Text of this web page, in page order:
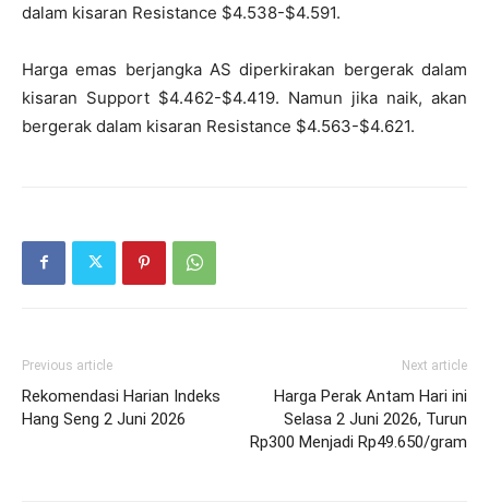
dalam kisaran Resistance $4.538-$4.591.
Harga emas berjangka AS diperkirakan bergerak dalam
kisaran Support $4.462-$4.419. Namun jika naik, akan
bergerak dalam kisaran Resistance $4.563-$4.621.
Previous article
Rekomendasi Harian Indeks
Hang Seng 2 Juni 2026
Next article
Harga Perak Antam Hari ini
Selasa 2 Juni 2026, Turun
Rp300 Menjadi Rp49.650/gram